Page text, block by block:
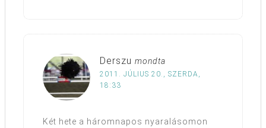
Derszu mondta
2011. JÚLIUS 20., SZERDA,
18:33
Két hete a háromnapos nyaralásomon